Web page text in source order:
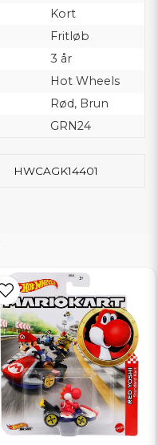
Kort
Fritløb
3 år
Hot Wheels
Rød, Brun
GRN24
HWCAGK14401